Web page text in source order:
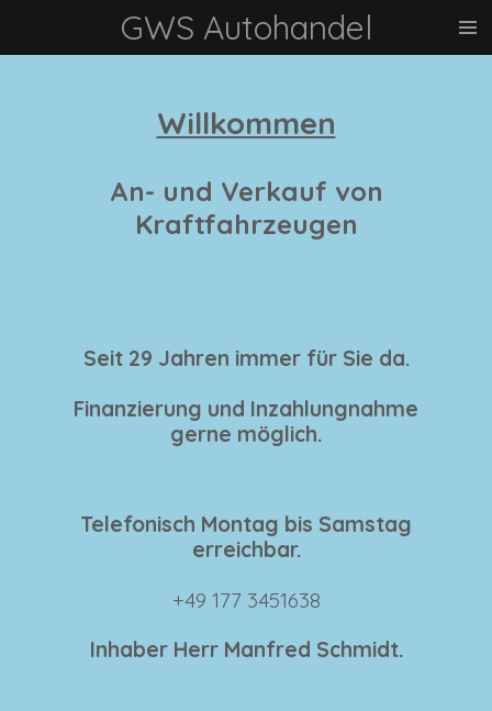
GWS Autohandel
Willkommen
An- und Verkauf von
Kraftfahrzeugen
Seit 29 Jahren immer für Sie da.
Finanzierung und Inzahlungnahme
gerne möglich.
Telefonisch Montag bis Samstag
erreichbar.
+49 177 3451638
Inhaber Herr Manfred Schmidt.